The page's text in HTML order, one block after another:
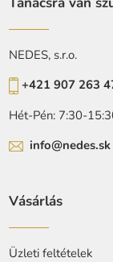
NEDES, s.r.o.
+421 907 263
Hét-Pén: 7:30-
info@nedes.sk
Vásárlás
Üzleti feltételek